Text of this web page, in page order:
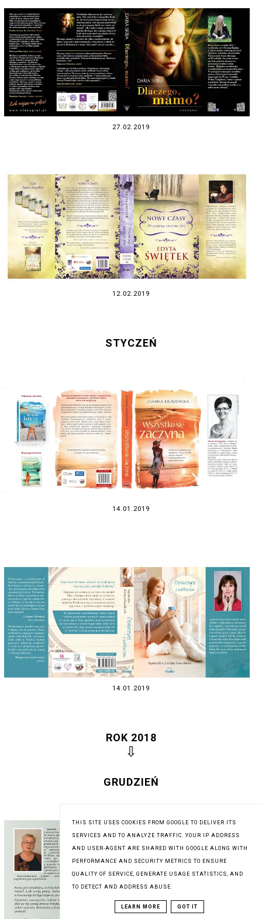
27.02.2019
12.02.2019
STYCZEŃ
14.01.2019
14.01.2019
ROK 2018
⇩
GRUDZIEŃ
THIS SITE USES COOKIES FROM GOOGLE TO DELIVER ITS
SERVICES AND TO ANALYZE TRAFFIC. YOUR IP ADDRESS
AND USER-AGENT ARE SHARED WITH GOOGLE ALONG WITH
PERFORMANCE AND SECURITY METRICS TO ENSURE
QUALITY OF SERVICE, GENERATE USAGE STATISTICS, AND
TO DETECT AND ADDRESS ABUSE.
LEARN MORE GOT IT